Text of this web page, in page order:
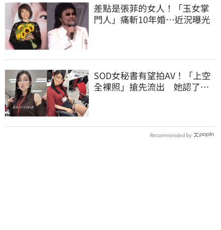
差點是張菲的女人！「玉女掌
門人」痛斬10年婚…近況曝光
SOD女秘書有望拍AV！「上空
全裸照」搶先流出 她認了：
Recommended by